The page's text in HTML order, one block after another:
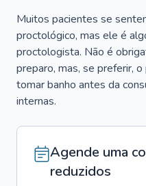
Muitos pacientes se
proctológico, mas ele é
proctologista. Não é
preparo, mas, se preferir,
tomar banho antes da
internas.
Agende uma
reduzidos